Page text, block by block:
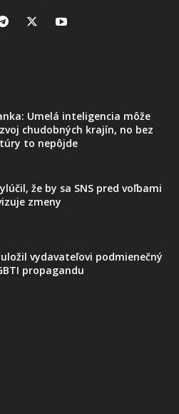
Umelá inteligencia môže
chudobných krajín, no bez
to nepôjde
že by sa SNS pred voľbami
zmeny
uložil vydavateľovi podmienečný
propagandu